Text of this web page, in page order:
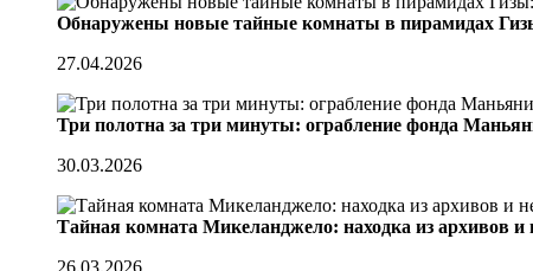
Обнаружены новые тайные комнаты в пирамидах
27.04.2026
Три полотна за три минуты: ограбление фонда
30.03.2026
Тайная комната Микеланджело: находка из архивов и
26.03.2026